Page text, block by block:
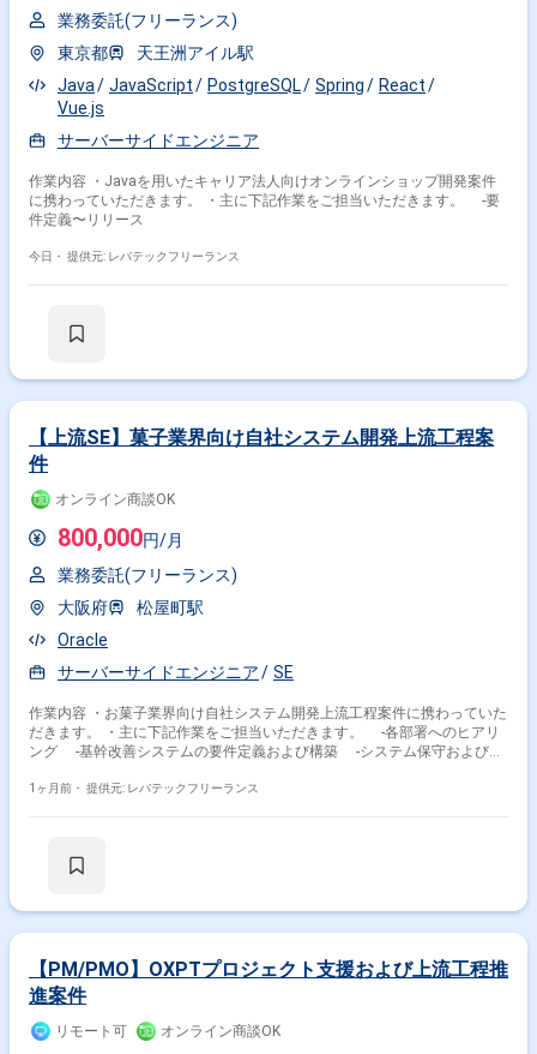
業務委託(フリーランス)
東京都
天王洲アイル駅
Java
JavaScript PostgreSQL Spring
React
Vue.js
サーバーサイドエンジニア
作業内容 ・Javaを用いたキャリア法人向けオンラインショップ開発案件
に携わっていただきます。 ・主に下記作業をご担当いただきます。 -要
件定義〜リリース
今日・ 提供元: レバテックフリーランス
【上流SE】菓子業界向け自社システム開発上流工程案
件
オンライン商談OK
800,000円/月
業務委託(フリーランス)
大阪府
松屋町駅
Oracle
サーバーサイドエンジニア
SE
作業内容 ・お菓子業界向け自社システム開発上流工程案件に携わっていた
だきます。 ・主に下記作業をご担当いただきます。 -各部署へのヒアリ
ング -基幹改善システムの要件定義および構築 -システム保守および改
1ヶ月前・ 提供元: レバテックフリーランス
【PM/PMO】OXPTプロジェクト支援および上流工程推
進案件
リモート可 オンライン商談OK